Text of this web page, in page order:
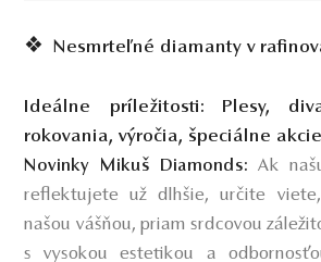
❖ Nesmrteľné diamanty v
Ideálne príležitosti:
Plesy,
rokovania, výročia, špeciálne
Novinky Mikuš Diamonds:
Ak
reflektujete už dlhšie, určite
našou vášňou, priam srdcovou
s vysokou estetikou a